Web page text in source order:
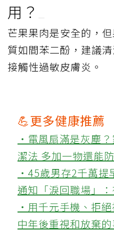
用？
芒果果肉是安全的，
質如間苯二酚，建議
接觸性過敏皮膚炎。
💪更多健康推薦
‧電風扇滿是灰塵
潔法 多加一物還能
‧45歲男存2千萬提
通知「淚回職場」
‧用千元手機、拒
中年後重視和放棄